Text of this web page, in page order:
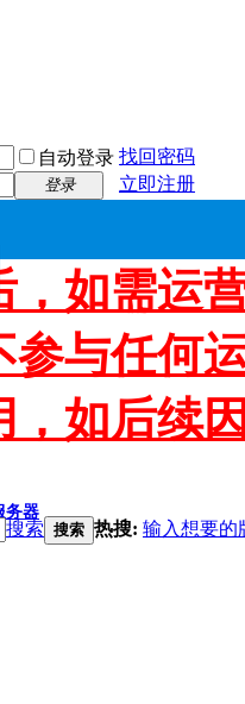
自动登录 找回密码
登录
立即注册
务器
，如需运
参与任何
，如后续
搜索 搜索 热搜: 输入想要的